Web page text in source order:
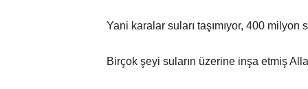
Yani karalar suları taşımıyor, 400 milyon
Birçok şeyi suların üzerine inşa etmiş